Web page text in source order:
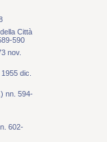
Città
590
nov.
dic.
nn. 594-
602-